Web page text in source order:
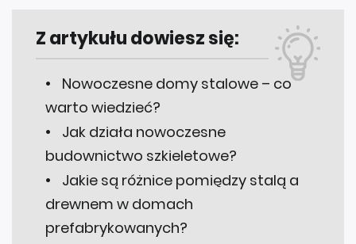
Nowoczesne domy stalowe – co
warto wiedzieć?
Jak działa nowoczesne
budownictwo szkieletowe?
Jakie są różnice pomiędzy stalą a
drewnem w domach
prefabrykowanych?
Profile zimnogięte – co to za